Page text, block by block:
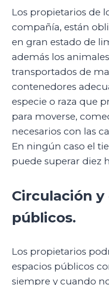
Los propietarios de
compañía, están
en gran estado de
además los
transportados de
contenedores
especie o raza que
para moverse,
necesarios con las
En ningún caso el
puede superar diez
Circulación y
públicos.
Los propietarios
espacios públicos
siempre y cuando